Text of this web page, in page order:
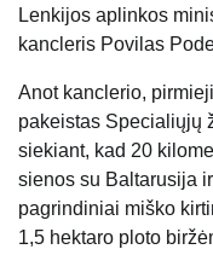
Lenkijos aplinkos
kancleris Povilas
Anot kanclerio,
pakeistas Specialiųjų
siekiant, kad 20
sienos su Baltarusija
pagrindiniai miško
1,5 hektaro ploto